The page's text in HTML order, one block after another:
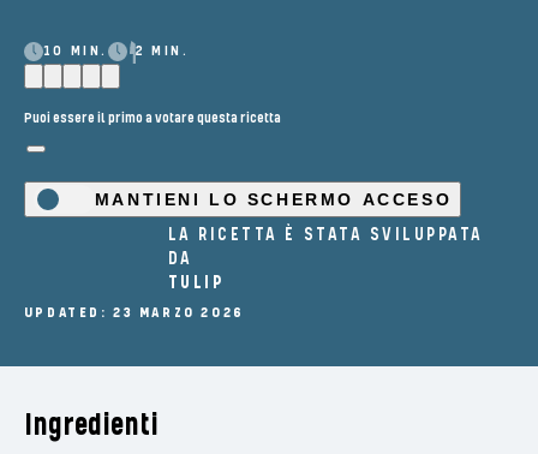
10 MIN. 2 MIN.
Puoi essere il primo a votare questa ricetta
MANTIENI LO SCHERMO ACCESO
LA RICETTA È STATA SVILUPPATA
DA
TULIP
UPDATED: 23 MARZO 2026
Ingredienti